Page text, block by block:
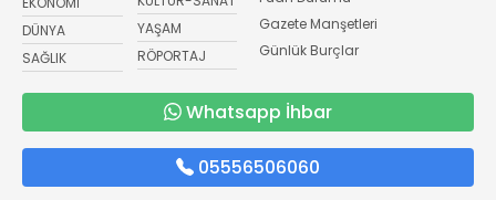
DÜNYA
SAĞLIK
YAŞAM
RÖPORTAJ
Gazete Manşetleri
Günlük Burçlar
Whatsapp İhbar
05556506060